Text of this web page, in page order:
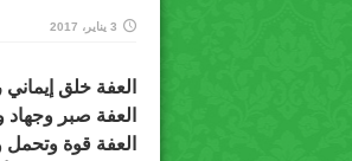
3 يناير، 2017
العفة خلق إيماني
العفة صبر
العفة قوة وتحمل